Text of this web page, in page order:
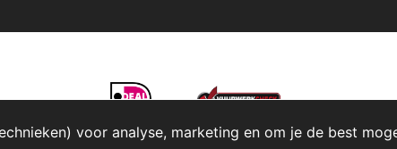
voor analyse, marketing en om je de best